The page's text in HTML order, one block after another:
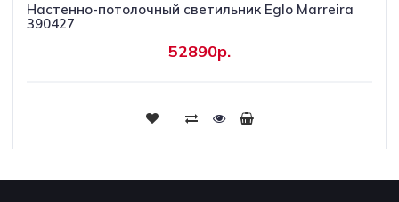
Настенно-потолочный светильник Eglo Marreira
390427
52890р.